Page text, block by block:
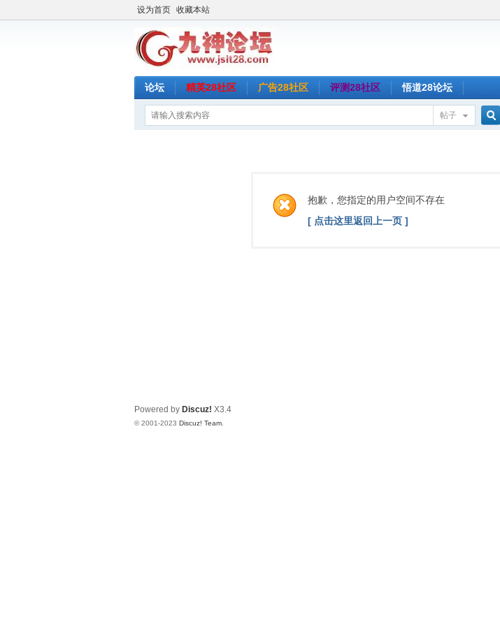
设为首页 收藏本站
论坛 精英28社区 广告28社区 评测28社区 悟道28论坛
帖子
抱歉，您指定的用户空间不存在
[ 点击这里返回上一页 ]
Powered by Discuz! X3.4
© 2001-2023 Discuz! Team